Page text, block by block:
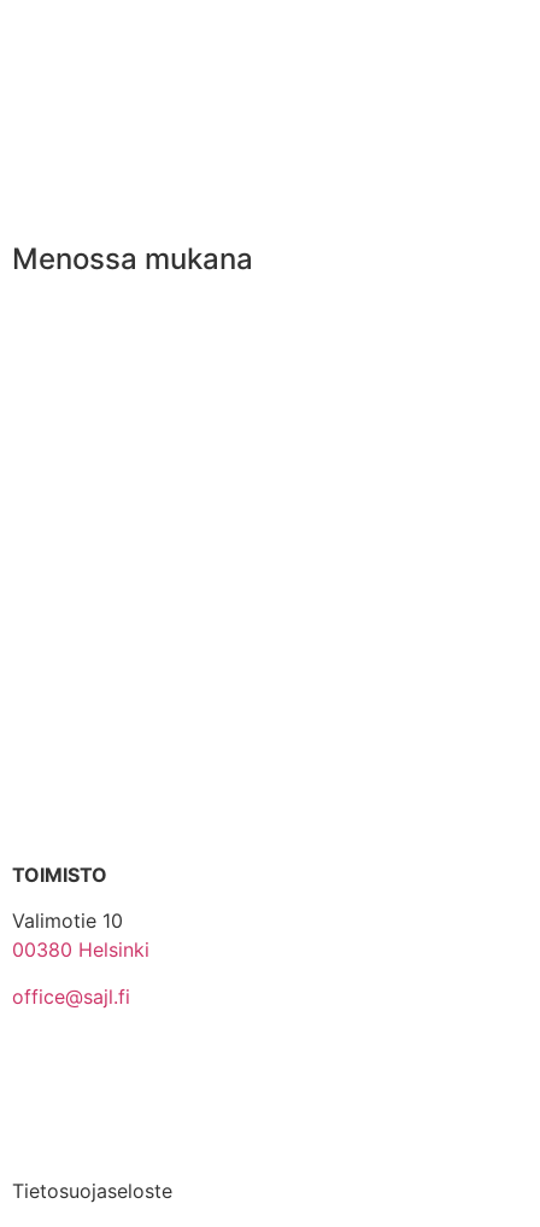
Menossa mukana
TOIMISTO
Valimotie 10
00380 Helsinki
office@sajl.fi
Tietosuojaseloste